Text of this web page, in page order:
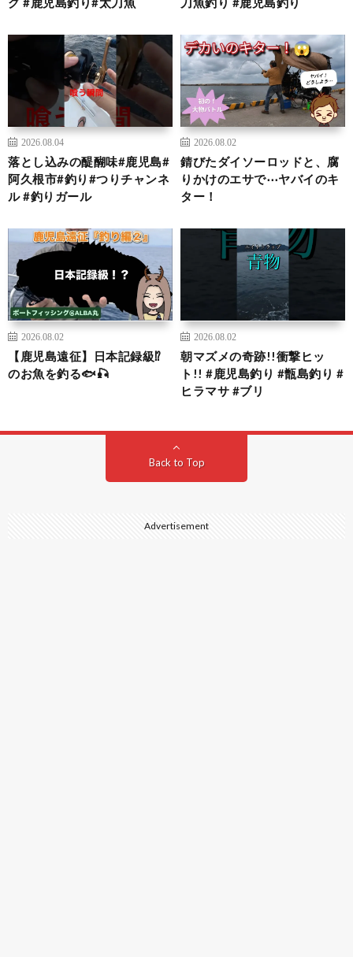
2026.08.04
落とし込みの醍醐味#鹿児島#
阿久根市#釣り#つりチャンネ
ル #釣りガール
2026.08.02
錆びたダイソーロッドと、腐
りかけのエサで⋯ヤバイのキ
ター！
2026.08.02
【鹿児島遠征】日本記録級⁉️
のお魚を釣る🐟🎣
2026.08.02
朝マズメの奇跡!!衝撃ヒッ
ト!! #鹿児島釣り #甑島釣り #
ヒラマサ #ブリ
Back to Top
Advertisement